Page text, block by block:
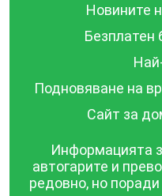
Новините
Безплатен
Подновяване на
Сайт за
Информацията
автогарите и
редовно, но